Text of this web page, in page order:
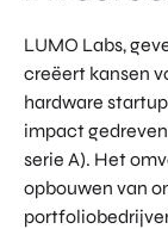
LUMO Labs,
creëert kansen
hardware
impact
serie A). Het
opbouwen van